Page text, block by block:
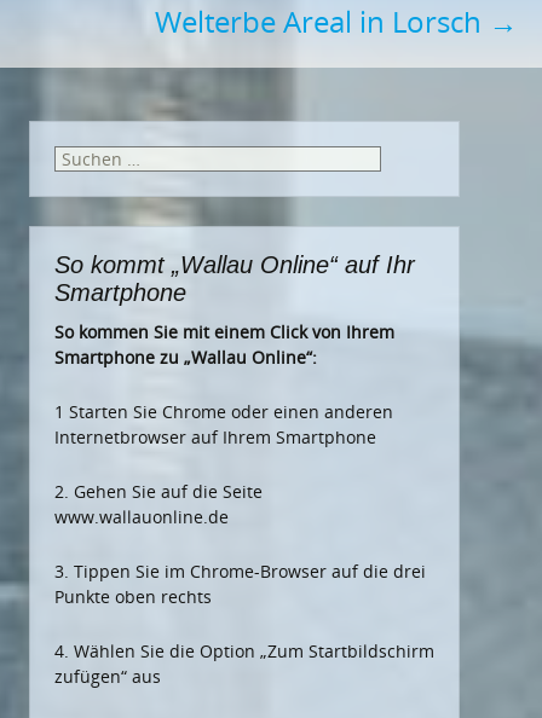
Welterbe Areal in Lorsch →
Suchen
So kommt „Wallau Online“ auf Ihr
Smartphone
So kommen Sie mit einem Click von Ihrem
Smartphone zu „Wallau Online“:
1 Starten Sie Chrome oder einen anderen
Internetbrowser auf Ihrem Smartphone
2. Gehen Sie auf die Seite
www.wallauonline.de
3. Tippen Sie im Chrome-Browser auf die drei
Punkte oben rechts
4. Wählen Sie die Option „Zum Startbildschirm
zufügen“ aus